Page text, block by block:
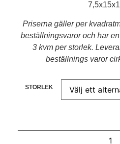
Priserna gäller per
beställningsvaror och har
3 kvm per storlek.
beställnings varor
STORLEK